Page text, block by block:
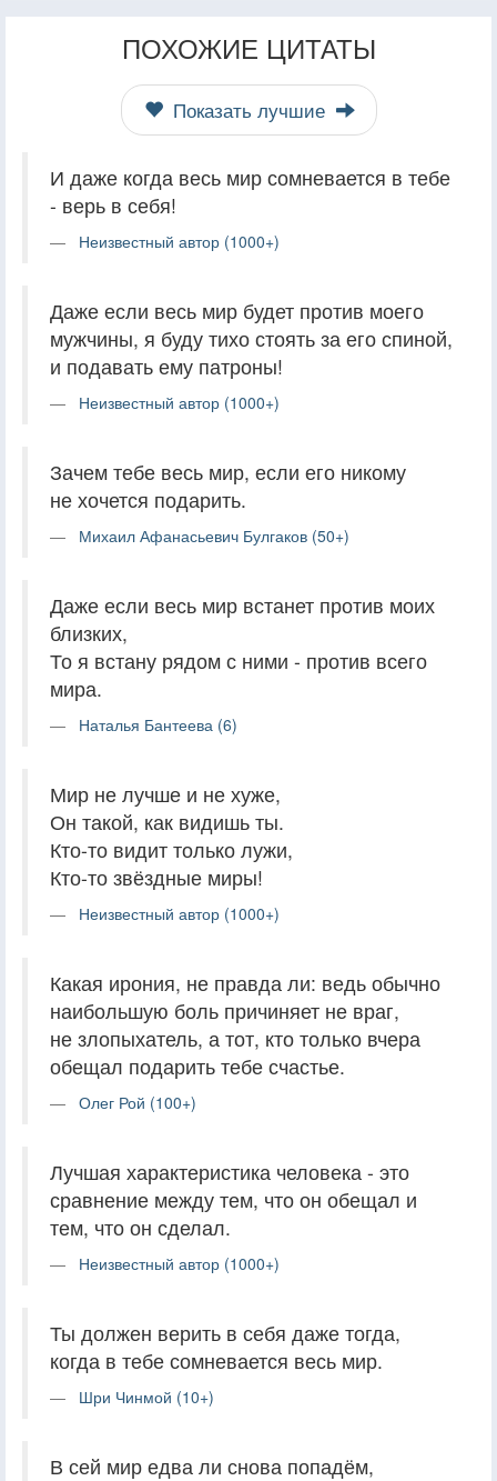
ПОХОЖИЕ ЦИТАТЫ
Показать лучшие
И даже когда весь мир сомневается в тебе
- верь в себя!
Неизвестный автор (1000+)
Даже если весь мир будет против моего
мужчины, я буду тихо стоять за его спиной,
и подавать ему патроны!
Неизвестный автор (1000+)
Зачем тебе весь мир, если его никому
не хочется подарить.
Михаил Афанасьевич Булгаков (50+)
Даже если весь мир встанет против моих
близких,
То я встану рядом с ними - против всего
мира.
Наталья Бантеева (6)
Мир не лучше и не хуже,
Он такой, как видишь ты.
Кто-то видит только лужи,
Кто-то звёздные миры!
Неизвестный автор (1000+)
Какая ирония, не правда ли: ведь обычно
наибольшую боль причиняет не враг,
не злопыхатель, а тот, кто только вчера
обещал подарить тебе счастье.
Олег Рой (100+)
Лучшая характеристика человека - это
сравнение между тем, что он обещал и
тем, что он сделал.
Неизвестный автор (1000+)
Ты должен верить в себя даже тогда,
когда в тебе сомневается весь мир.
Шри Чинмой (10+)
В сей мир едва ли снова попадём,